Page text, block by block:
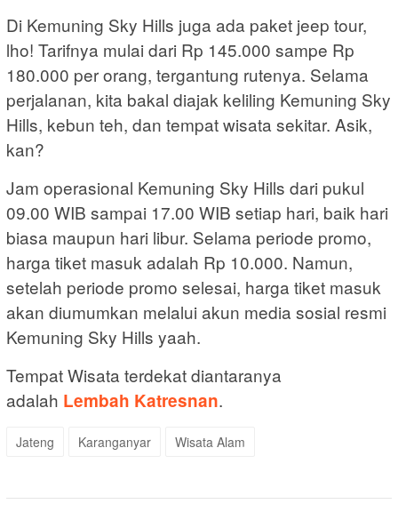
Di Kemuning Sky Hills juga ada paket jeep tour,
lho! Tarifnya mulai dari Rp 145.000 sampe Rp
180.000 per orang, tergantung rutenya. Selama
perjalanan, kita bakal diajak keliling Kemuning Sky
Hills, kebun teh, dan tempat wisata sekitar. Asik,
kan?
Jam operasional Kemuning Sky Hills dari pukul
09.00 WIB sampai 17.00 WIB setiap hari, baik hari
biasa maupun hari libur. Selama periode promo,
harga tiket masuk adalah Rp 10.000. Namun,
setelah periode promo selesai, harga tiket masuk
akan diumumkan melalui akun media sosial resmi
Kemuning Sky Hills yaah.
Tempat Wisata terdekat diantaranya
adalah Lembah Katresnan.
Jateng Karanganyar Wisata Alam